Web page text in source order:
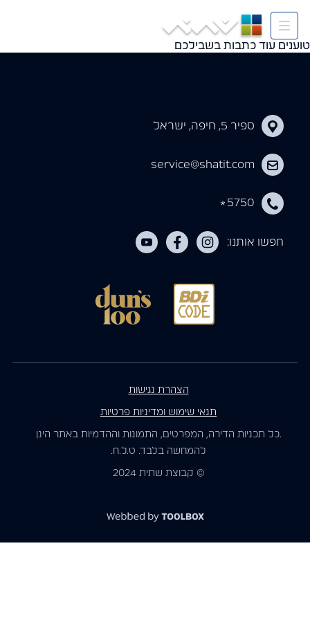
Tag: תצפית פנורמית
טוענים עוד כתבות בשבילכם
ספיר 5, חיפה, ישראל
5750
*
service@shatit.com
חפשו אותנו:
© קבוצת שתית 2024
.כל תכניות הדירה, המפרטים, התמונות וההדמיות באתר הינן
להמחשה בלבד. ט.ל.ח.
תנאי שימוש ומדיניות פרטיות
הצהרת נגישות